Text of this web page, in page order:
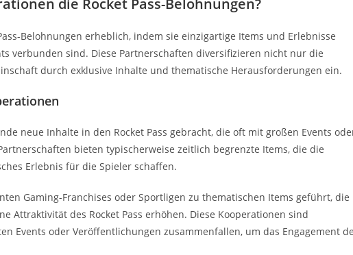
die Rocket Pass-Belohnungen?
Belohnungen erheblich, indem sie einzigartige Items und Erlebnisse
verbunden sind. Diese Partnerschaften diversifizieren nicht nur die
durch exklusive Inhalte und thematische Herausforderungen ein.
neue Inhalte in den Rocket Pass gebracht, die oft mit großen Events
bieten typischerweise zeitlich begrenzte Items, die die
Erlebnis für die Spieler schaffen.
Gaming-Franchises oder Sportligen zu thematischen Items geführt, die
Attraktivität des Rocket Pass erhöhen. Diese Kooperationen sind
Events oder Veröffentlichungen zusammenfallen, um das Engagement